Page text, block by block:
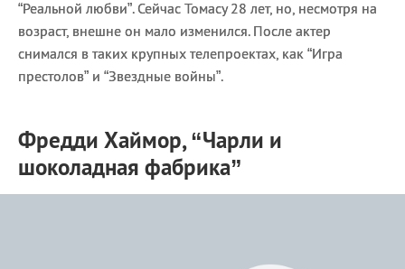
“Реальной любви”. Сейчас Томасу 28 лет, но, несмотря на
возраст, внешне он мало изменился. После актер
снимался в таких крупных телепроектах, как “Игра
престолов” и “Звездные войны”.
Фредди Хаймор, “Чарли и
шоколадная фабрика”